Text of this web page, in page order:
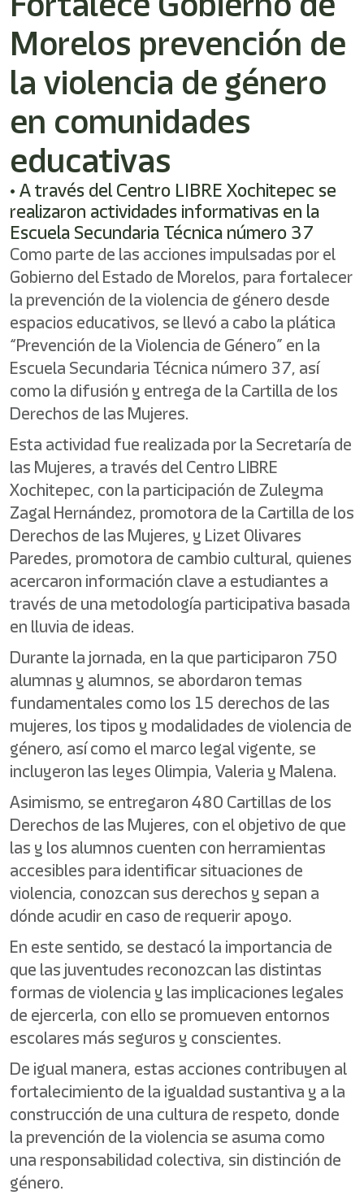
Este
acceso
directo
lector
de
pantalla
ayudarle
navegar
interactuar
con
contenido.
Morelos prevención de
la violencia de género
en comunidades
educativas
• A través del Centro LIBRE Xochitepec se
realizaron actividades informativas en la
Escuela Secundaria Técnica número 37
Como parte de las acciones impulsadas por el
Gobierno del Estado de Morelos, para fortalecer
la prevención de la violencia de género desde
espacios educativos, se llevó a cabo la plática
“Prevención de la Violencia de Género” en la
Escuela Secundaria Técnica número 37, así
como la difusión y entrega de la Cartilla de los
Derechos de las Mujeres.
Esta actividad fue realizada por la Secretaría de
las Mujeres, a través del Centro LIBRE
Xochitepec, con la participación de Zuleyma
Zagal Hernández, promotora de la Cartilla de los
Derechos de las Mujeres, y Lizet Olivares
Paredes, promotora de cambio cultural, quienes
acercaron información clave a estudiantes a
través de una metodología participativa basada
en lluvia de ideas.
Durante la jornada, en la que participaron 750
alumnas y alumnos, se abordaron temas
fundamentales como los 15 derechos de las
mujeres, los tipos y modalidades de violencia de
género, así como el marco legal vigente, se
incluyeron las leyes Olimpia, Valeria y Malena.
Asimismo, se entregaron 480 Cartillas de los
Derechos de las Mujeres, con el objetivo de que
las y los alumnos cuenten con herramientas
accesibles para identificar situaciones de
violencia, conozcan sus derechos y sepan a
dónde acudir en caso de requerir apoyo.
En este sentido, se destacó la importancia de
que las juventudes reconozcan las distintas
formas de violencia y las implicaciones legales
de ejercerla, con ello se promueven entornos
escolares más seguros y conscientes.
De igual manera, estas acciones contribuyen al
fortalecimiento de la igualdad sustantiva y a la
construcción de una cultura de respeto, donde
la prevención de la violencia se asuma como
una responsabilidad colectiva, sin distinción de
género.